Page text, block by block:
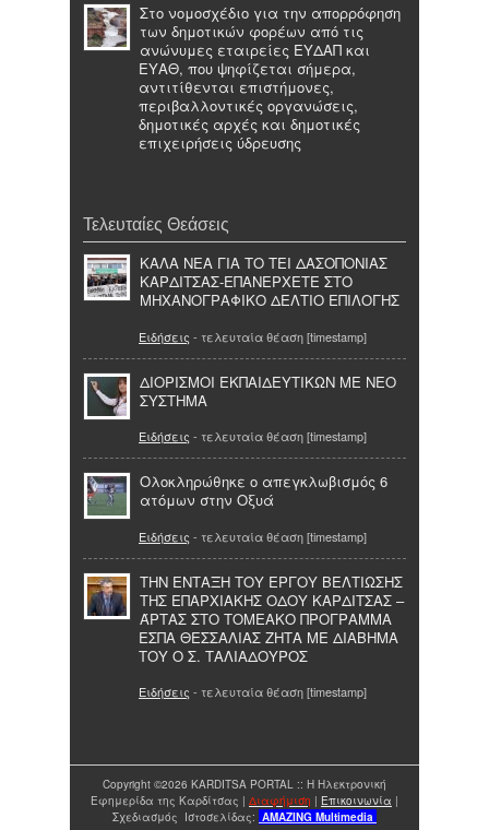
Στο νομοσχέδιο για την απορρόφηση
των δημοτικών φορέων από τις
ανώνυμες εταιρείες ΕΥΔΑΠ και
ΕΥΑΘ, που ψηφίζεται σήμερα,
αντιτίθενται επιστήμονες,
περιβαλλοντικές οργανώσεις,
δημοτικές αρχές και δημοτικές
επιχειρήσεις ύδρευσης
Τελευταίες Θεάσεις
ΚΑΛΑ ΝΕΑ ΓΙΑ ΤΟ ΤΕΙ ΔΑΣΟΠΟΝΙΑΣ
ΚΑΡΔΙΤΣΑΣ-ΕΠΑΝΕΡΧΕΤΕ ΣΤΟ
ΜΗΧΑΝΟΓΡΑΦΙΚΟ ΔΕΛΤΙΟ ΕΠΙΛΟΓΗΣ
Ειδήσεις - τελευταία θέαση [timestamp]
ΔΙΟΡΙΣΜΟΙ ΕΚΠΑΙΔΕΥΤΙΚΩΝ ΜΕ ΝΕΟ
ΣΥΣΤΗΜΑ
Ειδήσεις - τελευταία θέαση [timestamp]
Ολοκληρώθηκε ο απεγκλωβισμός 6
ατόμων στην Οξυά
Ειδήσεις - τελευταία θέαση [timestamp]
ΤΗΝ ΕΝΤΑΞΗ ΤΟΥ ΕΡΓΟΥ ΒΕΛΤΙΩΣΗΣ
ΤΗΣ ΕΠΑΡΧΙΑΚΗΣ ΟΔΟΥ ΚΑΡΔΙΤΣΑΣ –
ΆΡΤΑΣ ΣΤΟ ΤΟΜΕΑΚΟ ΠΡΟΓΡΑΜΜΑ
ΕΣΠΑ ΘΕΣΣΑΛΙΑΣ ΖΗΤΑ ΜΕ ΔΙΑΒΗΜΑ
ΤΟΥ O Σ. ΤΑΛΙΑΔΟΥΡΟΣ
Ειδήσεις - τελευταία θέαση [timestamp]
Copyright ©2026 KARDITSA PORTAL :: Η Ηλεκτρονική
Εφημερίδα της Καρδίτσας | Διαφήμιση | Επικοινωνία |
Σχεδιασμός Ιστοσελίδας: AMAZING Multimedia